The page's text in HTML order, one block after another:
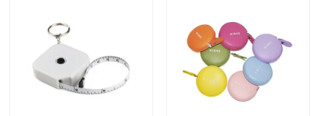
Über uns
Fabrik-Ausflug